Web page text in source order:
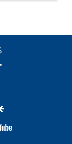
google
youtube-